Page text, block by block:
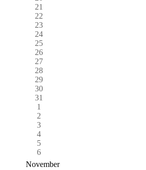
21
22
23
24
25
26
27
28
29
30
31
1
2
3
4
5
6
November